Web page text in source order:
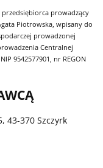
przedsiębiorca prowadzący
Piotrowska, wpisany do
prowadzonej
Centralnej
9542577901, nr REGON
43-370 Szczyrk